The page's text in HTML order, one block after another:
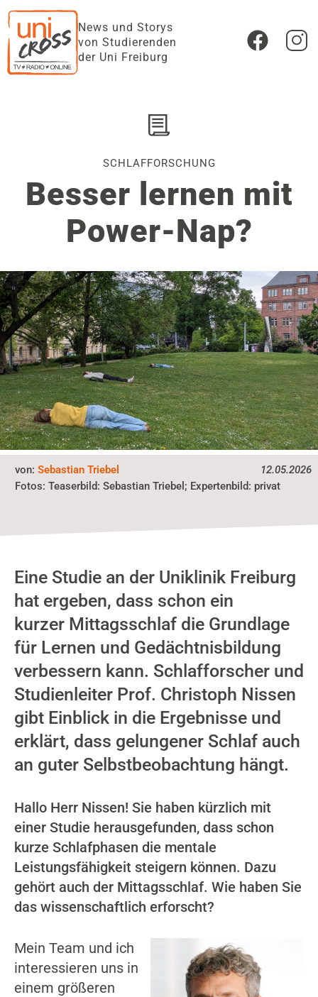
News und Storys
von Studierenden
der Uni Freiburg
SCHLAFFORSCHUNG
Besser lernen mit
Power-Nap?
12.05.2026
von:Sebastian Triebel
Fotos:Teaserbild: Sebastian Triebel; Expertenbild: privat
Eine Studie an der Uniklinik Freiburg
hat ergeben, dass schon ein
kurzer Mittagsschlaf die Grundlage
für Lernen und Gedächtnisbildung
verbessern kann. Schlafforscher und
Studienleiter Prof. Christoph Nissen
gibt Einblick in die Ergebnisse und
erklärt, dass gelungener Schlaf auch
an guter Selbstbeobachtung hängt.
Hallo Herr Nissen! Sie haben kürzlich mit
einer Studie herausgefunden, dass schon
kurze Schlafphasen die mentale
Leistungsfähigkeit steigern können. Dazu
gehört auch der Mittagsschlaf. Wie haben Sie
das wissenschaftlich erforscht?
Mein Team und ich
interessieren uns in
einem größeren